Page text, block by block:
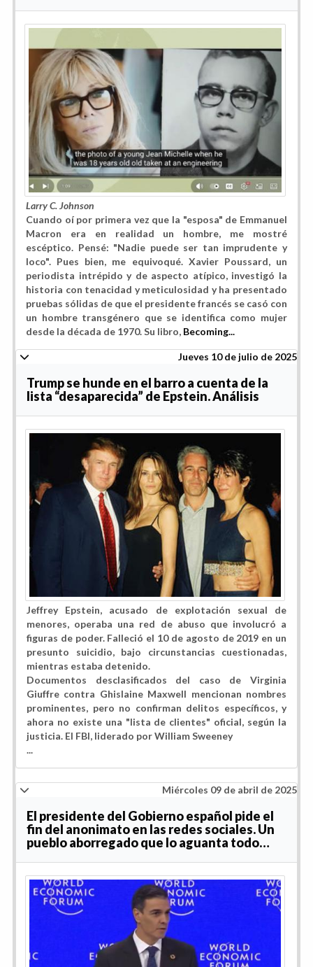
Larry C. Johnson
Cuando oí por primera vez que la "esposa" de Emmanuel
Macron era en realidad un hombre, me mostré
escéptico. Pensé: "Nadie puede ser tan imprudente y
loco". Pues bien, me equivoqué. Xavier Poussard, un
periodista intrépido y de aspecto atípico, investigó la
historia con tenacidad y meticulosidad y ha presentado
pruebas sólidas de que el presidente francés se casó con
un hombre transgénero que se identifica como mujer
desde la década de 1970. Su libro, Becoming...
Jueves 10 de julio de 2025
Trump se hunde en el barro a cuenta de la
lista “desaparecida” de Epstein. Análisis
Jeffrey Epstein, acusado de explotación sexual de
menores, operaba una red de abuso que involucró a
figuras de poder. Falleció el 10 de agosto de 2019 en un
presunto suicidio, bajo circunstancias cuestionadas,
mientras estaba detenido.
Documentos desclasificados del caso de Virginia
Giuffre contra Ghislaine Maxwell mencionan nombres
prominentes, pero no confirman delitos específicos, y
ahora no existe una "lista de clientes" oficial, según la
justicia. El FBI, liderado por William Sweeney
...
Miércoles 09 de abril de 2025
El presidente del Gobierno español pide el
fin del anonimato en las redes sociales. Un
pueblo aborregado que lo aguanta todo…